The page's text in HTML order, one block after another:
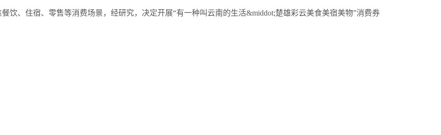
饮、住宿、零售等消费场景，经研究，决定开展“有一种叫云南的生活&middot;楚雄彩云美食美宿美物”消费券